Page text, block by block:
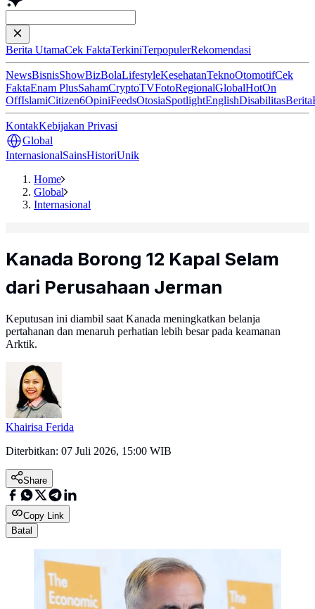
Baca lebih
Berita UtamaCek FaktaTerkiniTerpopulerRekomendasi
NewsBisnisShowBizBolaLifestyleKesehatanTeknoOtomotifCek
FaktaEnam PlusSahamCryptoTVFotoRegionalGlobalHotOn
OffIslamiCitizen6OpiniFeedsOtosiaSpotlightEnglishDisabilitasBerita
KontakKebijakan Privasi
Global
InternasionalSainsHistoriUnik
Home
Global
Internasional
Kanada Borong 12 Kapal Selam
dari Perusahaan Jerman
Keputusan ini diambil saat Kanada meningkatkan belanja
pertahanan dan menaruh perhatian lebih besar pada keamanan
Arktik.
Khairisa Ferida
Diterbitkan: 07 Juli 2026, 15:00 WIB
Share
Copy Link
Batal